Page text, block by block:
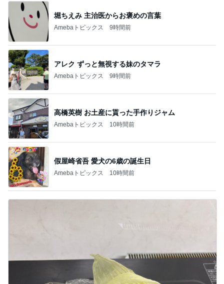
堀ちえみ 主治医からお褒めの言葉
Amebaトピックス 9時間前
アレク ずっと無視する妹のタマラ
Amebaトピックス 9時間前
高橋英樹 お土産に貰った手作りジャム
Amebaトピックス 10時間前
假屋崎省吾 愛犬の6歳の誕生日
Amebaトピックス 10時間前